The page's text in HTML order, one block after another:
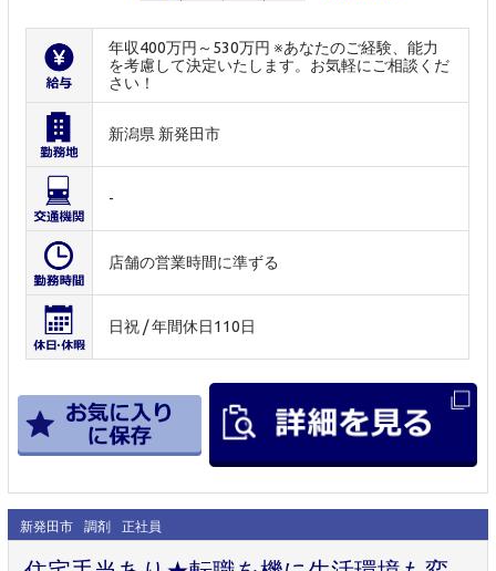
年収400万円～530万円 ※あなたのご経験、能力
を考慮して決定いたします。お気軽にご相談くだ
さい！
新潟県 新発田市
-
店舗の営業時間に準ずる
日祝 / 年間休日110日
新発田市 調剤 正社員